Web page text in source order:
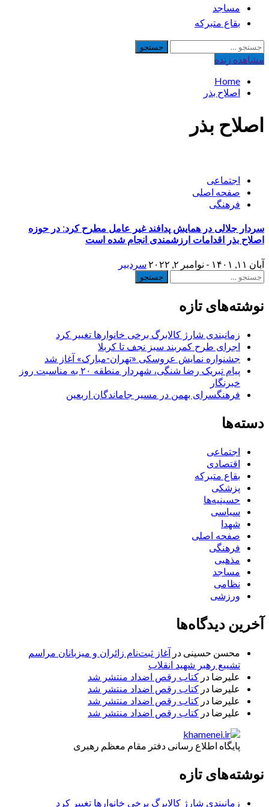
مساجد
بقاع متبرکه
جستجو
برای:
مشاهده‌ زنده
Home
اصلاح بذر
اصلاح بذر
اجتماعی
صفحه اصلی
فرهنگی
سردار جلالی در همایش پدافند غیر عامل مطرح کرد: در حوزه
اصلاح بذر اقدامات ارزشمندی انجام شده است
آبان ۱۱, ۱۴۰۱ - نوامبر ۲, ۲۰۲۲
سردبیر
جستجو
نوشته‌های تازه
زمانبندی شارژ کالابرگ برخی خانوارها تغییر کرد
اجرای طرح کمربند سبز نجف تا کربلا
جشنواره نمایش عروسکی «تهران-مبارک» آغاز شد
پیام تبریک رضا شنگی، شهردار منطقه ۲۰ به مناسبت روز
خبرنگار
فرهنگسرای بهمن در مسیر جاماندگان اربعین
دسته‌ها
اجتماعی
اقتصادی
بقاع متبرکه
پزشکی
حسینیه‌ها
سیاسی
شهدا
صفحه اصلی
فرهنگی
مذهبی
مساجد
نظامی
ورزشی
آخرین دیدگاه‌ها
محسن حسینی در آغاز ثبت‌نام زائران و میزبانان مراسم
تشییع رهبر شهید انقلاب
علیرضا در کتاب رقص اضداد منتشر شد
علیرضا در کتاب رقص اضداد منتشر شد
علیرضا در کتاب رقص اضداد منتشر شد
علیرضا در کتاب رقص اضداد منتشر شد
پایگاه اطلاع رسانی دفتر مقام معظم رهبری
نوشته‌های تازه
زمانبندی شارژ کالابرگ برخی خانوارها تغییر کرد